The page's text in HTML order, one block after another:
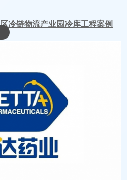
冷链物流产业园冷库工程案例